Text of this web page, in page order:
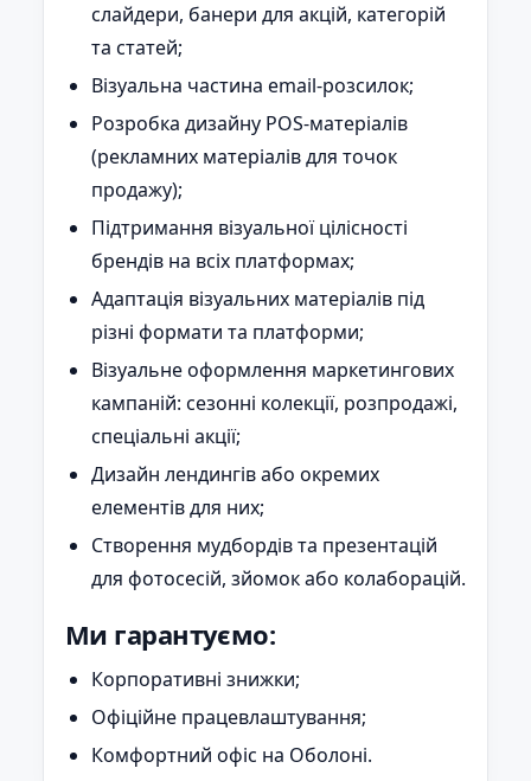
слайдери, банери для акцій, категорій
та статей;
Візуальна частина email-розсилок;
Розробка дизайну POS-матеріалів
(рекламних матеріалів для точок
продажу);
Підтримання візуальної цілісності
брендів на всіх платформах;
Адаптація візуальних матеріалів під
різні формати та платформи;
Візуальне оформлення маркетингових
кампаній: сезонні колекції, розпродажі,
спеціальні акції;
Дизайн лендингів або окремих
елементів для них;
Створення мудбордів та презентацій
для фотосесій, зйомок або колаборацій.
Ми гарантуємо:
Корпоративні знижки;
Офіційне працевлаштування;
Комфортний офіс на Оболоні.